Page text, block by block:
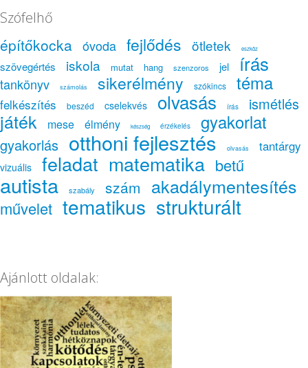
Szófelhő
építőkocka óvoda fejlődés ötletek eszköz
szövegértés iskola mutat hang szenzoros jel írás
tankönyv számolás sikerélmény szókincs téma
felkészítés beszéd cselekvés olvasás írás ismétlés
játék mese élmény készség érzékelés gyakorlat
gyakorlás otthoni fejlesztés olvasás tantárgy
vizuális feladat matematika betű
autista szabály szám akadálymentesítés
művelet tematikus strukturált
Ajánlott oldalak: